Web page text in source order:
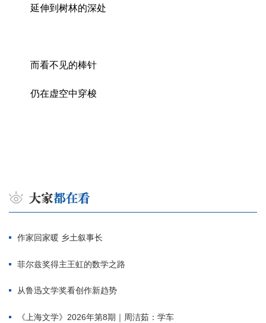
延伸到树林的深处
而看不见的棒针
仍在虚空中穿梭
作家回家暖 乡土叙事长
菲尔兹奖得主王虹的数学之路
从鲁迅文学奖看创作新趋势
《上海文学》2026年第8期｜周洁茹：学车